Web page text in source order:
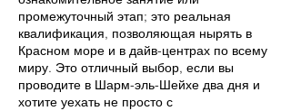
промежуточный этап; это реальная
квалификация, позволяющая нырять в
Красном море и в дайв-центрах по всему
миру. Это отличный выбор, если вы
проводите в Шарм-эль-Шейхе два дня и
хотите уехать не просто с